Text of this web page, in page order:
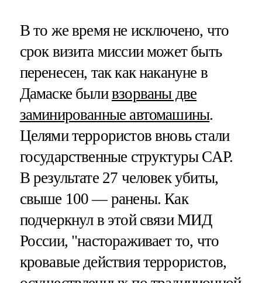
В то же время не исключено, что
срок визита миссии может быть
перенесен, так как накануне в
Дамаске быливзорваны две
заминированные автомашины.
Целями террористов вновь стали
государственные структуры САР.
В результате 27 человек убиты,
свыше 100 — ранены. Как
подчеркнул в этой связи МИД
России, "настораживает то, что
кровавые действия террористов,